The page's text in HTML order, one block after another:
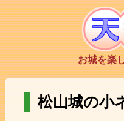
お城を楽
松山城の小